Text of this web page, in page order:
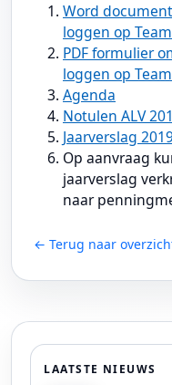
Word
loggen op
PDF formulier
loggen op
Agenda
Notulen ALV
Jaarverslag
Op aanvraag
jaarverslag
naar
← Terug naar
LAATSTE NIEUWS